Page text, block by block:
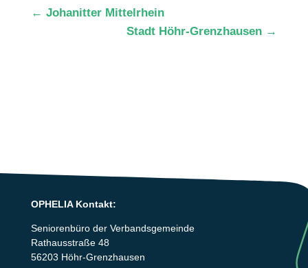
← Johanitter Mittelrhein
Stadt Höhr-Grenzhausen →
OPHELIA Kontakt:
Seniorenbüro der Verbandsgemeinde
Rathausstraße 48
56203 Höhr-Grenzhausen